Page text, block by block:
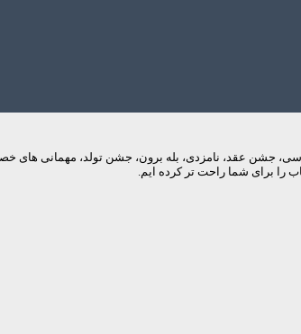
های عروسی، جشن عقد، نامزدی، بله برون، جشن تولد،
را برای شما راحت تر کرده ایم.